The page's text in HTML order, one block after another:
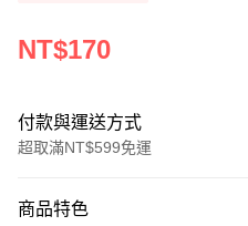
NT$170
付款與運送方式
超取滿NT$599免運
信用卡一次付款
商品特色